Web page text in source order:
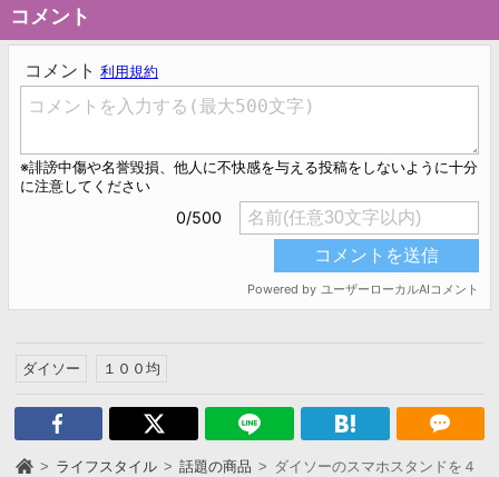
コメント
ダイソー １００均
ライフスタイル 話題の商品
ダイソーのスマホスタンドを４